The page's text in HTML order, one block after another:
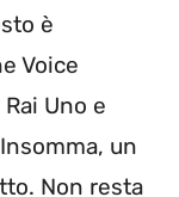
è
Voice
Uno e
un
Non resta